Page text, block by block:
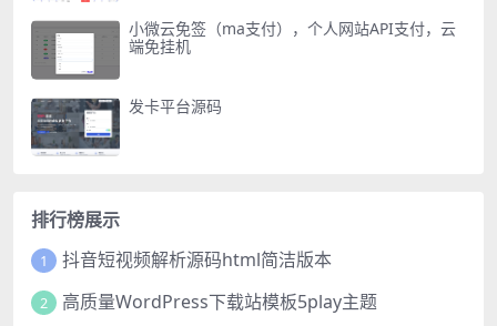
小微云免签（ma支付），个人网站API支付，云
端免挂机
发卡平台源码
排行榜展示
1 抖音短视频解析源码html简洁版本
2 高质量WordPress下载站模板5play主题